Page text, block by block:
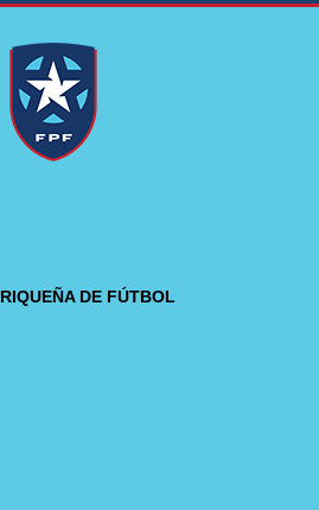
DE FÚTBOL